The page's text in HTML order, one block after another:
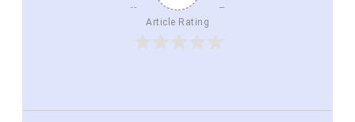
Article Rating